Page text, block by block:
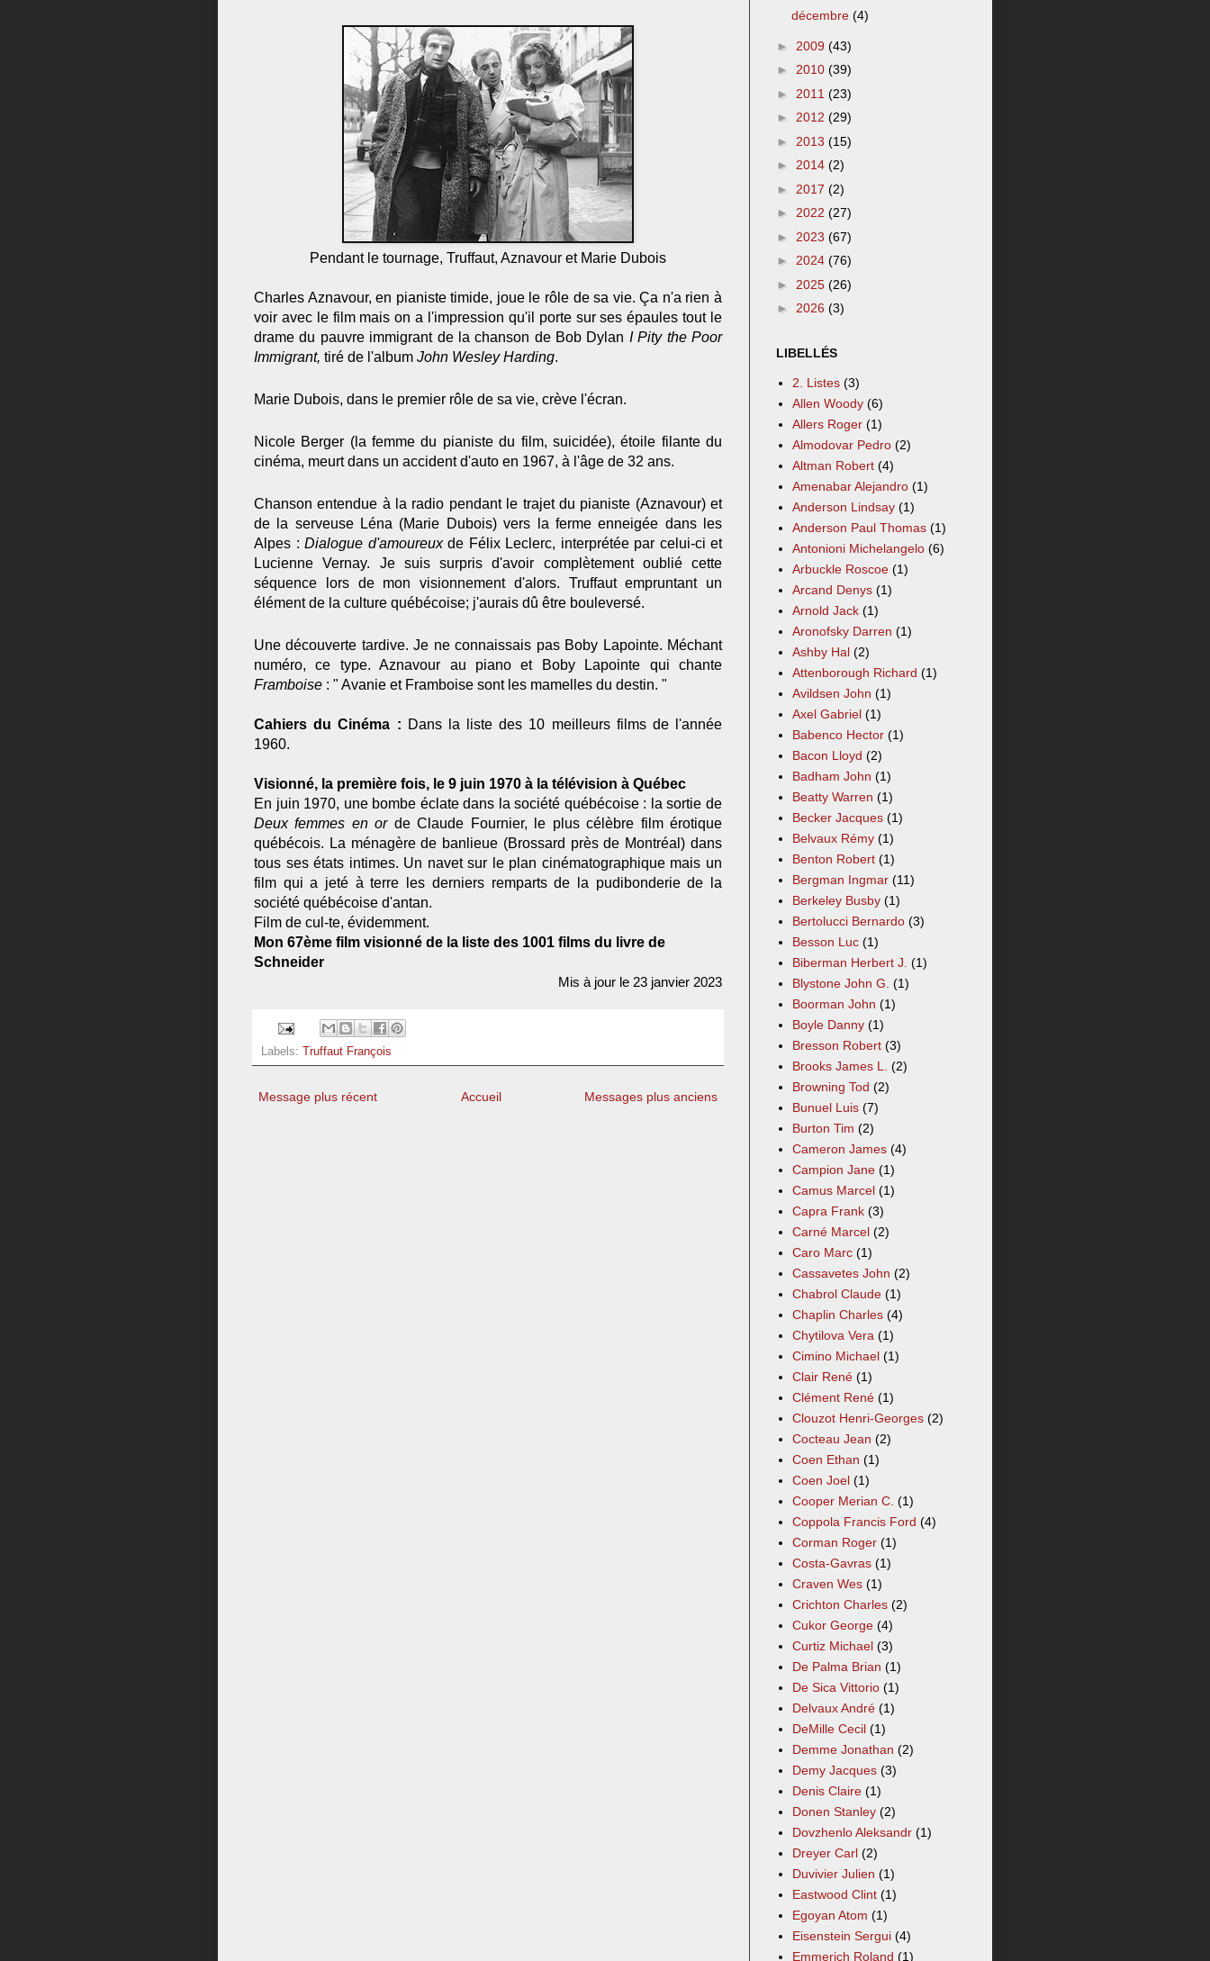
Pendant le tournage, Truffaut, Aznavour et Marie Dubois
Charles Aznavour, en pianiste timide, joue le rôle de sa vie. Ça n'a rien à
voir avec le film mais on a l'impression qu'il porte sur ses épaules tout le
drame du pauvre immigrant de la chanson de Bob Dylan I Pity the Poor
Immigrant, tiré de l'album John Wesley Harding.
Marie Dubois, dans le premier rôle de sa vie, crève l'écran.
Nicole Berger (la femme du pianiste du film, suicidée), étoile filante du
cinéma, meurt dans un accident d'auto en 1967, à l'âge de 32 ans.
Chanson entendue à la radio pendant le trajet du pianiste (Aznavour) et
de la serveuse Léna (Marie Dubois) vers la ferme enneigée dans les
Alpes : Dialogue d'amoureux de Félix Leclerc, interprétée par celui-ci et
Lucienne Vernay. Je suis surpris d'avoir complètement oublié cette
séquence lors de mon visionnement d'alors. Truffaut empruntant un
élément de la culture québécoise; j'aurais dû être bouleversé.
Une découverte tardive. Je ne connaissais pas Boby Lapointe. Méchant
numéro, ce type. Aznavour au piano et Boby Lapointe qui chante
Framboise : " Avanie et Framboise sont les mamelles du destin. "
Cahiers du Cinéma : Dans la liste des 10 meilleurs films de l'année
1960.
Visionné, la première fois, le 9 juin 1970 à la télévision à Québec
En juin 1970, une bombe éclate dans la société québécoise : la sortie de
Deux femmes en or de Claude Fournier, le plus célèbre film érotique
québécois. La ménagère de banlieue (Brossard près de Montréal) dans
tous ses états intimes. Un navet sur le plan cinématographique mais un
film qui a jeté à terre les derniers remparts de la pudibonderie de la
société québécoise d'antan.
Film de cul-te, évidemment.
Mon 67ème film visionné de la liste des 1001 films du livre de
Schneider
Mis à jour le 23 janvier 2023
Labels: Truffaut François
Message plus récent Messages plus anciens
Accueil
décembre (4)
► 2009 (43)
► 2010 (39)
► 2011 (23)
► 2012 (29)
► 2013 (15)
► 2014 (2)
► 2017 (2)
► 2022 (27)
► 2023 (67)
► 2024 (76)
► 2025 (26)
► 2026 (3)
LIBELLÉS
2. Listes (3)
Allen Woody (6)
Allers Roger (1)
Almodovar Pedro (2)
Altman Robert (4)
Amenabar Alejandro (1)
Anderson Lindsay (1)
Anderson Paul Thomas (1)
Antonioni Michelangelo (6)
Arbuckle Roscoe (1)
Arcand Denys (1)
Arnold Jack (1)
Aronofsky Darren (1)
Ashby Hal (2)
Attenborough Richard (1)
Avildsen John (1)
Axel Gabriel (1)
Babenco Hector (1)
Bacon Lloyd (2)
Badham John (1)
Beatty Warren (1)
Becker Jacques (1)
Belvaux Rémy (1)
Benton Robert (1)
Bergman Ingmar (11)
Berkeley Busby (1)
Bertolucci Bernardo (3)
Besson Luc (1)
Biberman Herbert J. (1)
Blystone John G. (1)
Boorman John (1)
Boyle Danny (1)
Bresson Robert (3)
Brooks James L. (2)
Browning Tod (2)
Bunuel Luis (7)
Burton Tim (2)
Cameron James (4)
Campion Jane (1)
Camus Marcel (1)
Capra Frank (3)
Carné Marcel (2)
Caro Marc (1)
Cassavetes John (2)
Chabrol Claude (1)
Chaplin Charles (4)
Chytilova Vera (1)
Cimino Michael (1)
Clair René (1)
Clément René (1)
Clouzot Henri-Georges (2)
Cocteau Jean (2)
Coen Ethan (1)
Coen Joel (1)
Cooper Merian C. (1)
Coppola Francis Ford (4)
Corman Roger (1)
Costa-Gavras (1)
Craven Wes (1)
Crichton Charles (2)
Cukor George (4)
Curtiz Michael (3)
De Palma Brian (1)
De Sica Vittorio (1)
Delvaux André (1)
DeMille Cecil (1)
Demme Jonathan (2)
Demy Jacques (3)
Denis Claire (1)
Donen Stanley (2)
Dovzhenlo Aleksandr (1)
Dreyer Carl (2)
Duvivier Julien (1)
Eastwood Clint (1)
Egoyan Atom (1)
Eisenstein Sergui (4)
Emmerich Roland (1)